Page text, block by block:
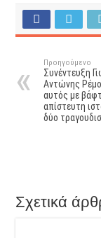
Προηγούμενο
Συνέντευξη
Αντώνης
αυτός με
απίστευτη
δύο
Σχετικά